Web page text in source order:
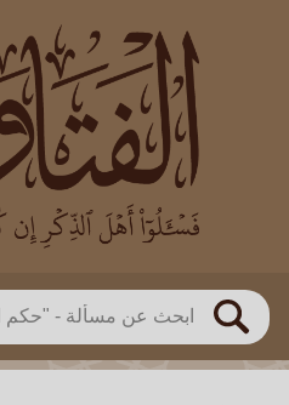
بحث
العالم
بن باز
بن العثيمين
اللجنة الدائمة